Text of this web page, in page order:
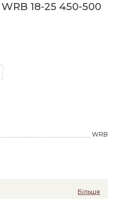
18-25 450-500
WRB
Більше